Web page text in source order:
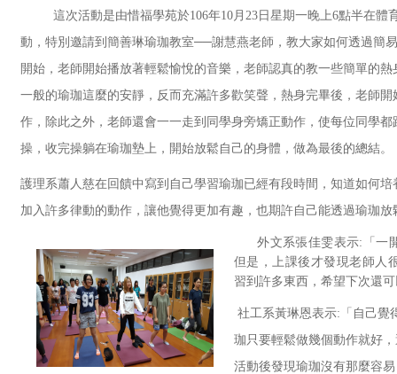
這次活動是由惜福學苑於106年10月23日星期一晚上6點半在體
動，特別邀請到簡善琳瑜珈教室──謝慧燕老師，教大家如何透過簡
開始，老師開始播放著輕鬆愉悅的音樂，老師認真的教一些簡單的
一般的瑜珈這麼的安靜，反而充滿許多歡笑聲，熱身完畢後，老師
作，除此之外，老師還會一一走到同學身旁矯正動作，使每位同學
操，收完操躺在瑜珈墊上，開始放鬆自己的身體，做為最後的總結。
護理系蕭人慈在回饋中寫到自己學習瑜珈已經有段時間，知道如何
加入許多律動的動作，讓他覺得更加有趣，也期許自己能透過瑜珈
外文系張佳雯表示:「一
但是，上課後才發現老師人
習到許多東西，希望下次還
社工系黃琳恩表示:「自己覺
珈只要輕鬆做幾個動作就好
活動後發現瑜珈沒有那麼容